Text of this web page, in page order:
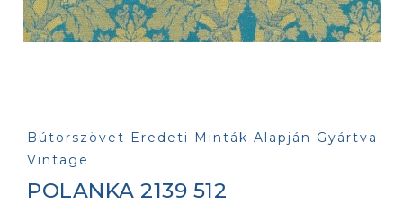
Bútorszövet Eredeti Minták Alapján Gyártva
Vintage
POLANKA 2139 512